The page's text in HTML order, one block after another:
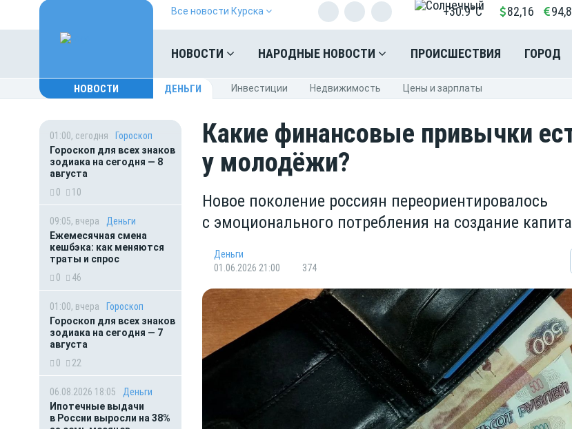
Все новости Курска +30.9°C 82,16
НОВОСТИ НАРОДНЫЕ НОВОСТИ ПРОИСШЕСТВИЯ ГОРОД
НОВОСТИ ДЕНЬГИ Инвестиции Недвижимость Цены и зарплаты
01:00, сегодня
Гороскоп
Гороскоп для всех знаков
зодиака на сегодня — 8
августа
0
10
09:05, вчера
Деньги
Ежемесячная смена
кешбэка: как меняются
траты и спрос
0
46
01:00, вчера
Гороскоп
Гороскоп для всех знаков
зодиака на сегодня — 7
августа
0
22
06.08.2026 18:05
Деньги
Ипотечные выдачи
в России выросли на 38%
Какие финансовые привычки
у молодёжи?
Новое поколение россиян переориентировалось
с эмоционального потребления на создание
Деньги
01.06.2026 21:00
374